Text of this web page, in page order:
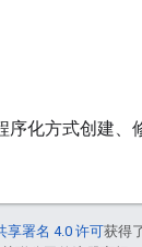
序化方式创建、
享署名 4.0 许可获得